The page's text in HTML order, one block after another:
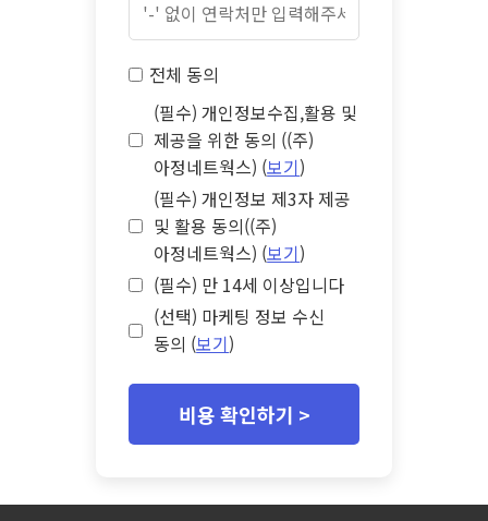
전체 동의
(필수) 개인정보수집,활용 및
제공을 위한 동의 ((주)
아정네트웍스) (보기)
(필수) 개인정보 제3자 제공
및 활용 동의((주)
아정네트웍스) (보기)
(필수) 만 14세 이상입니다
(선택) 마케팅 정보 수신
동의 (보기)
비용 확인하기 >